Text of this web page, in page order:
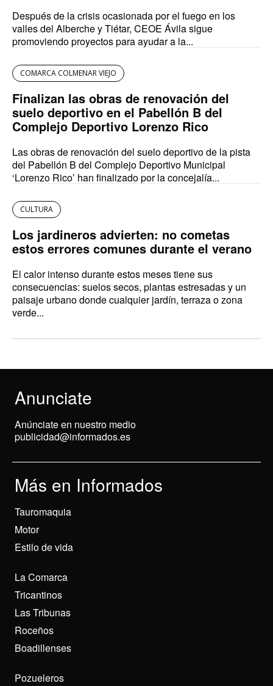
Después de la crisis ocasionada por el fuego en los
valles del Alberche y Tiétar, CEOE Ávila sigue
promoviendo proyectos para ayudar a la...
COMARCA COLMENAR VIEJO
Finalizan las obras de renovación del
suelo deportivo en el Pabellón B del
Complejo Deportivo Lorenzo Rico
Las obras de renovación del suelo deportivo de la pista
del Pabellón B del Complejo Deportivo Municipal
‘Lorenzo Rico’ han finalizado por la concejalía...
CULTURA
Los jardineros advierten: no cometas
estos errores comunes durante el verano
El calor intenso durante estos meses tiene sus
consecuencias: suelos secos, plantas estresadas y un
paisaje urbano donde cualquier jardín, terraza o zona
verde...
Anunciate
Anúnciate en nuestro medio
publicidad@informados.es
Más en Informados
Tauromaquia
Motor
Estilo de vida
La Comarca
Tricantinos
Las Tribunas
Roceños
Boadillenses
Pozueleros